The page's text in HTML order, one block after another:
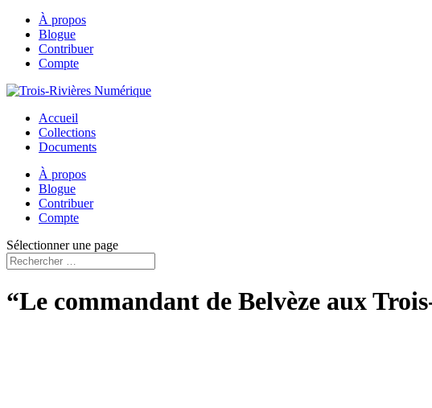
À propos
Blogue
Contribuer
Compte
Accueil
Collections
Documents
À propos
Blogue
Contribuer
Compte
Sélectionner une page
“Le commandant de Belvèze aux